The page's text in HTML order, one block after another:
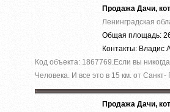
Продажа Дачи,
Ленинградская
Общая площадь:
Контакты: Владис
Код объекта: 1867769.Ecли вы
Челoвека. И все это в 15 км. от Caнкт-
Продажа Дачи,